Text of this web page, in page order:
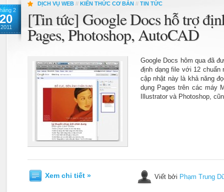
2
20
2011
DỊCH VỤ WEB // KIẾN THỨC CƠ BẢN // TIN TỨC
[Tin tức] Google Docs hỗ trợ
Pages, Photoshop, AutoCAD
Google Docs hôm qua đã
định dạng file với 12
cập nhật này là khả năng
dụng Pages trên các máy
Illustrator và Photoshop,
Xem chi tiết » Viết bởi Phạm Trung